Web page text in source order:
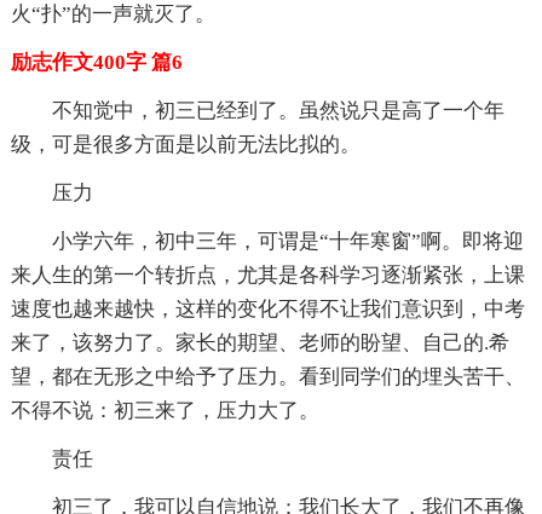
火“扑”的一声就灭了。
励志作文400字 篇6
不知觉中，初三已经到了。虽然说只是高了一个年
级，可是很多方面是以前无法比拟的。
压力
小学六年，初中三年，可谓是“十年寒窗”啊。即将迎
来人生的第一个转折点，尤其是各科学习逐渐紧张，上课
速度也越来越快，这样的变化不得不让我们意识到，中考
来了，该努力了。家长的期望、老师的盼望、自己的.希
望，都在无形之中给予了压力。看到同学们的埋头苦干、
不得不说：初三来了，压力大了。
责任
初三了，我可以自信地说：我们长大了，我们不再像